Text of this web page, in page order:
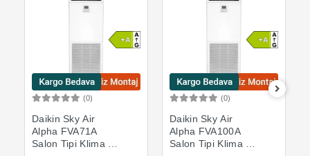
(0)
Daikin Sky Air
Alpha FVA71A
Salon Tipi Klima -
(0)
Daikin Sky Air
Alpha FVA100A
Salon Tipi Klima -